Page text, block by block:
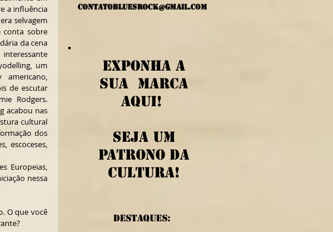
a influência
selvagem
conta sobre
da cena
um
de escutar
Rodgers.
acabou nas
cultural
dos
escoceses,
nessa
O que você
contatobluesrock@gmail.com
exponha a
sua marca
aqui!
Seja um
patrono da
cultura!
Destaques: